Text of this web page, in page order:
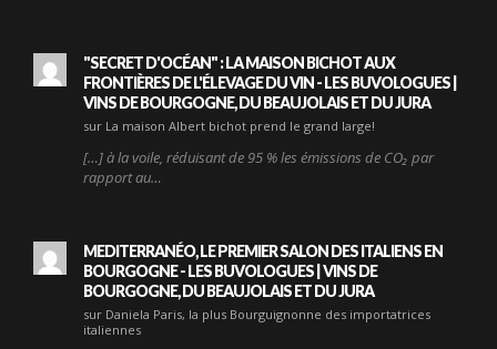
"SECRET D'OCÉAN" : LA MAISON BICHOT AUX
FRONTIÈRES DE L'ÉLEVAGE DU VIN - LES BUVOLOGUES |
VINS DE BOURGOGNE, DU BEAUJOLAIS ET DU JURA
sur La maison Albert bichot prend le grand large!
[…] à la voile, réduisant de 95 % les émissions de CO₂ par
rapport au…
MEDITERRANÉO, LE PREMIER SALON DES ITALIENS EN
BOURGOGNE - LES BUVOLOGUES | VINS DE
BOURGOGNE, DU BEAUJOLAIS ET DU JURA
sur Daniela Paris, la plus Bourguignonne des importatrices
italiennes